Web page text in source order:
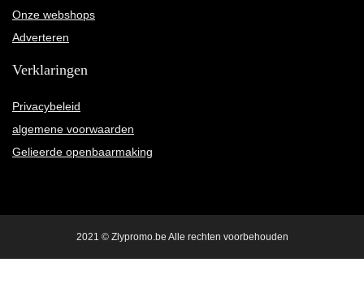
Onze webshops
Adverteren
Verklaringen
Privacybeleid
algemene voorwaarden
Gelieerde openbaarmaking
2021 © Zlypromo.be Alle rechten voorbehouden